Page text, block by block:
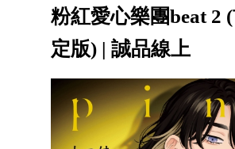
粉紅愛心樂團beat 2
定版) | 誠品線上